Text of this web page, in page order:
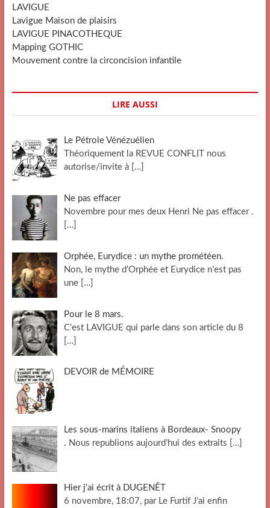
LAVIGUE
Lavigue Maison de plaisirs
LAVIGUE PINACOTHEQUE
Mapping GOTHIC
Mouvement contre la circoncision infantile
LIRE AUSSI
Le Pétrole Vénézuélien
Théoriquement la REVUE CONFLIT nous
autorise/invite à
[…]
Ne pas effacer
Novembre pour mes deux Henri Ne pas effacer .
[…]
Orphée, Eurydice : un mythe prométéen.
Non, le mythe d’Orphée et Eurydice n’est pas
une
[…]
Pour le 8 mars.
C’est LAVIGUE qui parle dans son article du 8
[…]
DEVOIR de MÉMOIRE
Les sous-marins italiens à Bordeaux- Snoopy
. Nous republions aujourd’hui des extraits
[…]
Hier j’ai écrit à DUGENÊT
6 novembre, 18:07, par Le Furtif J’ai enfin